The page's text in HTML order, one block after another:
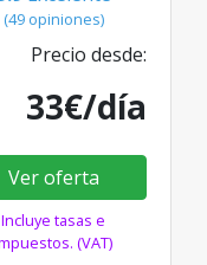
(49 opiniones)
Precio desde:
33€/día
Ver oferta
Incluye tasas e
(VAT)